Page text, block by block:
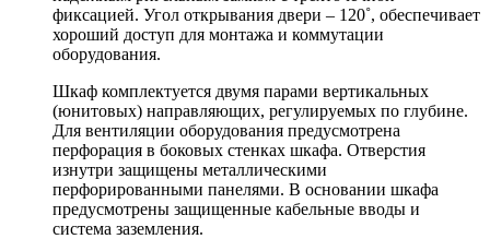
фиксацией. Угол открывания двери – 120˚, обеспечивает
хороший доступ для монтажа и коммутации
оборудования.
Шкаф комплектуется двумя парами вертикальных
(юнитовых) направляющих, регулируемых по глубине.
Для вентиляции оборудования предусмотрена
перфорация в боковых стенках шкафа. Отверстия
изнутри защищены металлическими
перфорированными панелями. В основании шкафа
предусмотрены защищенные кабельные вводы и
система заземления.